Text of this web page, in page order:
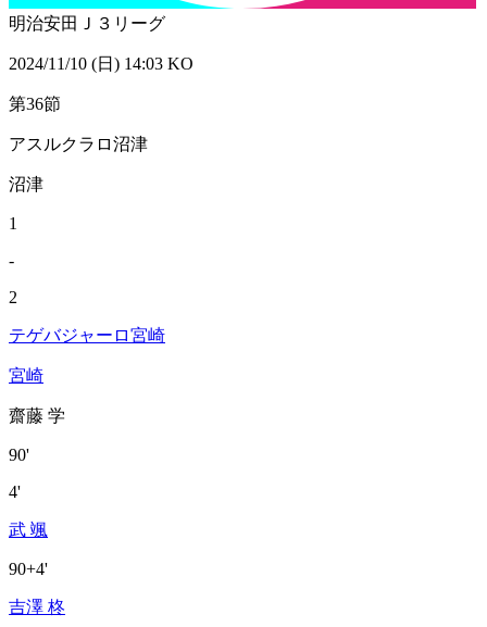
明治安田Ｊ３リーグ
2024/11/10 (日) 14:03 KO
第36節
アスルクラロ沼津
沼津
1
-
2
テゲバジャーロ宮崎
宮崎
齋藤 学
90'
4'
武 颯
90+4'
吉澤 柊